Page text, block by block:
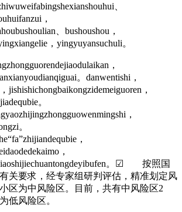
、
，
、bushoushou，
，yingyuyansuchuli。
，
。danwentishi，
jishishichongbaikongzidemeiguoren，
。
，
。
，
，
。☑ 按照国
关要求，经专家组研判评估，精准划定风
区为中风险区。目前，共有中风险区2
低风险区。